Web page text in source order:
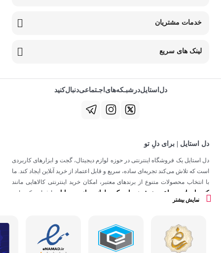
خدمات مشتریان
لینک های سریع
دل‌استایل‌در‌‌شبـکه‌های‌اجـتماعی‌دنبال‌کنید
دل استایل | برای دلِ تو
دل استایل یک فروشگاه اینترنتی در حوزه لوازم دیجیتال، گجت و ابزارهای کاربردی
است که تلاش می‌کند تجربه‌ای ساده، سریع و قابل اعتماد از خرید آنلاین ایجاد کند. ما
با انتخاب محصولات متنوع از برندهای معتبر، امکان خرید اینترنتی کالاهایی مانند
کنسول بازی ساعت هوشمند اسپیکر ولوازم جانبی موبایل
را فراهم کرده‌ایم.
در دل استایل، تمرکز ما فقط روی فروش نیست؛ هدف ساختن تجربه‌ای است که
نمایش بیشتر